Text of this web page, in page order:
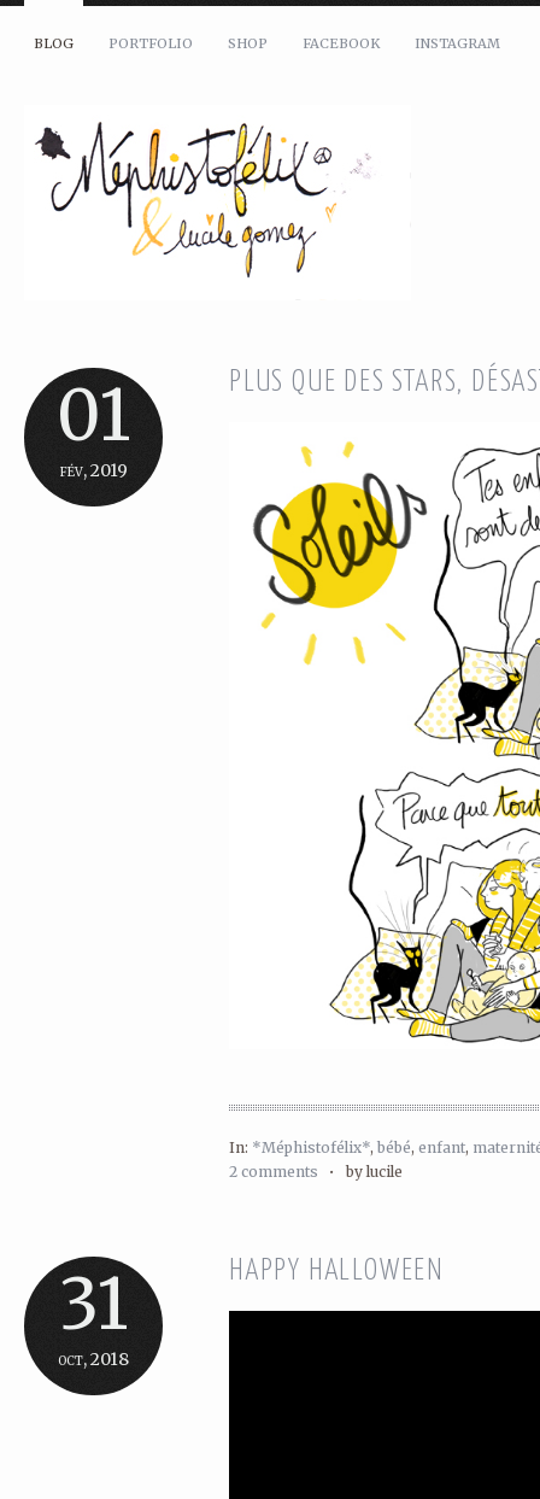
BLOG PORTFOLIO SHOP FACEBOOK INSTAGRAM
01
fév, 2019
PLUS QUE DES STARS,
In: *Méphistofélix*, bébé, enfant,
2 comments •by lucile
31
oct, 2018
HAPPY HALLOWEEN